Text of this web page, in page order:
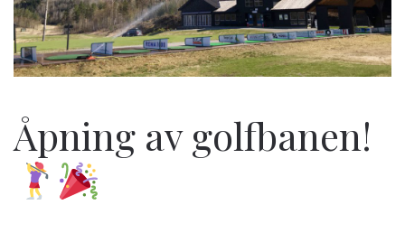
Åpning av golfbanen!